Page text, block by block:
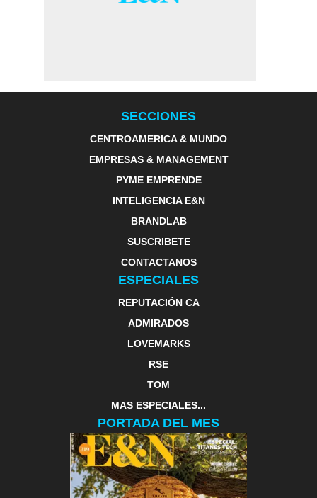
SECCIONES
CENTROAMERICA & MUNDO
EMPRESAS & MANAGEMENT
PYME EMPRENDE
INTELIGENCIA E&N
BRANDLAB
SUSCRIBETE
CONTACTANOS
ESPECIALES
REPUTACIÓN CA
ADMIRADOS
LOVEMARKS
RSE
TOM
MAS ESPECIALES...
PORTADA DEL MES